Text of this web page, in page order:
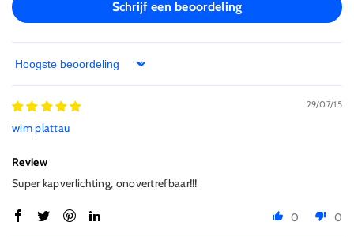
Schrijf een beoordeling
Sort by
29/07/15
wim plattau
Review
Super kapverlichting, onovertrefbaar!!!
0 0